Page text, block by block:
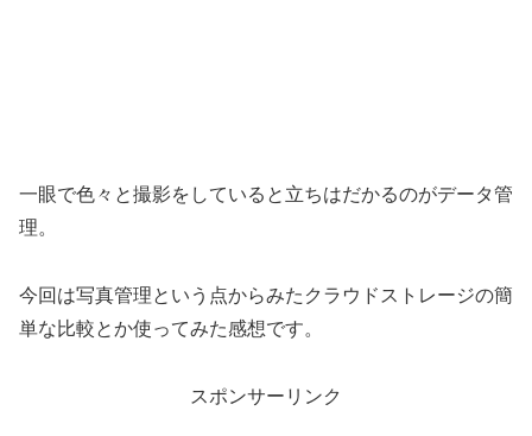
一眼で色々と撮影をしていると立ちはだかるのがデータ管
理。
今回は写真管理という点からみたクラウドストレージの簡
単な比較とか使ってみた感想です。
スポンサーリンク